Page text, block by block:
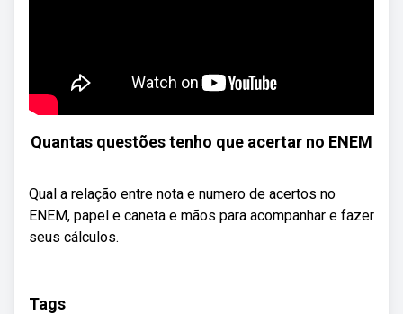
Quantas questões tenho que acertar no ENEM
Qual a relação entre nota e numero de acertos no
ENEM, papel e caneta e mãos para acompanhar e fazer
seus cálculos.
Tags